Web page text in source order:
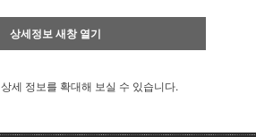
상세정보 새창 열기
상세 정보를 확대해 보실 수 있습니다.